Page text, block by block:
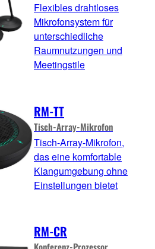
Flexibles drahtloses
Mikrofonsystem für
unterschiedliche
Raumnutzungen und
Meetingstile
RM-TT
Tisch-Array-Mikrofon
Tisch-Array-Mikrofon,
das eine komfortable
Klangumgebung ohne
Einstellungen bietet
RM-CR